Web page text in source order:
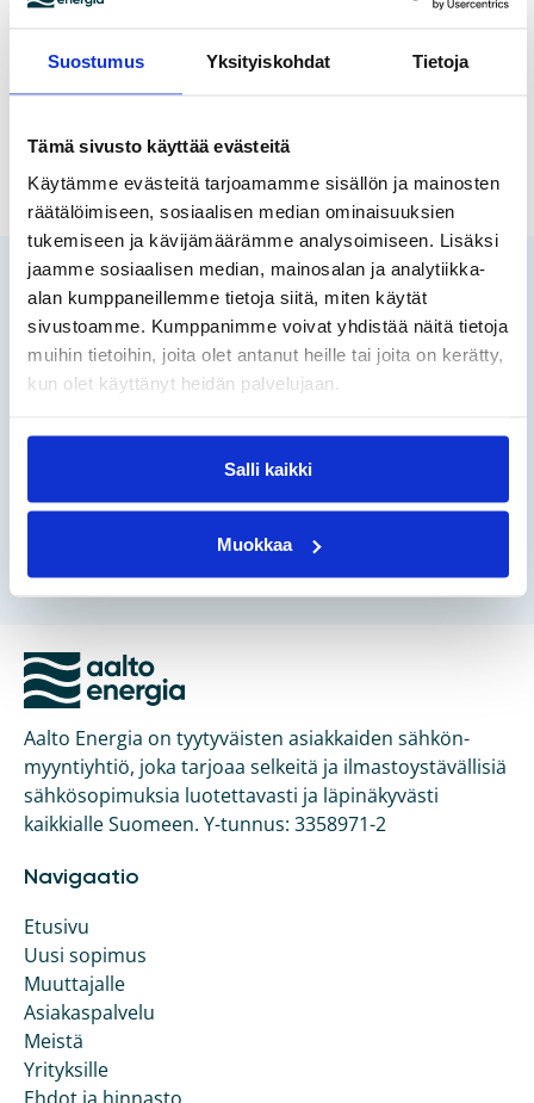
Suostumus Yksityiskohdat Tietoja
Tämä sivusto käyttää evästeitä
Käytämme evästeitä tarjoamamme sisällön ja mainosten
räätälöimiseen, sosiaalisen median ominaisuuksien
tukemiseen ja kävijämäärämme analysoimiseen. Lisäksi
jaamme sosiaalisen median, mainosalan ja analytiikka-
alan kumppaneillemme tietoja siitä, miten käytät
sivustoamme. Kumppanimme voivat yhdistää näitä tietoja
muihin tietoihin, joita olet antanut heille tai joita on kerätty,
kun olet käyttänyt heidän palvelujaan.
Salli kaikki
Muokkaa
Soita meille ilman jonotusta
10:00–14:00
Aalto Energia on tyytyväisten asiakkaiden sähkön­
myyntiyhtiö, joka tarjoaa selkeitä ja ilmasto­ystävällisiä
sähkö­sopimuksia luotettavasti ja läpinäkyvästi
kaikkialle Suomeen. Y-tunnus: 3358971-2
Navigaatio
Etusivu
Uusi sopimus
Muuttajalle
Asiakaspalvelu
Meistä
Yrityksille